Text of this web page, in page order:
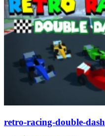
retro-racing-double-dash